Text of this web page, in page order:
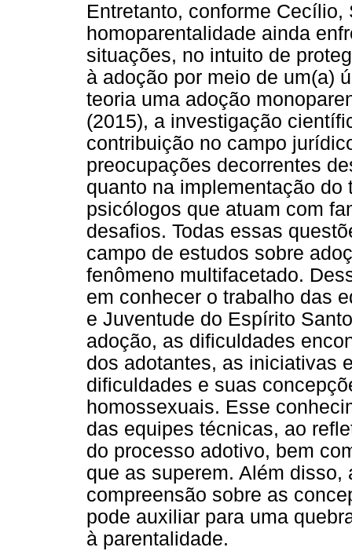
Entretanto, conforme
homoparentalidade ainda
situações, no intuito de
à adoção por meio de um(a)
teoria uma adoção
(2015), a investigação
contribuição no campo
preocupações decorrentes
quanto na implementação
psicólogos que atuam com
desafios. Todas essas
campo de estudos sobre
fenômeno multifacetado.
em conhecer o trabalho das
e Juventude do Espírito
adoção, as dificuldades
dos adotantes, as iniciativas
dificuldades e suas
homossexuais. Esse
das equipes técnicas, ao
do processo adotivo, bem
que as superem. Além
compreensão sobre as
pode auxiliar para uma
à parentalidade.